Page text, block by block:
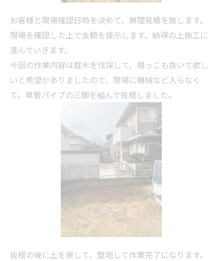
お客様と現場確認日時を決めて、無理見積を致します。
現場を確認した上で金額を提示します。納得の上施工に
進んでいきます。
今回の作業内容は庭木を伐採して、根っこも抜いて欲し
いと希望がありましたので、現場に機械など入らなく
て、単管パイプの三脚を組んで抜根しました。
抜根の後に土を戻して、整地して作業完了になります。